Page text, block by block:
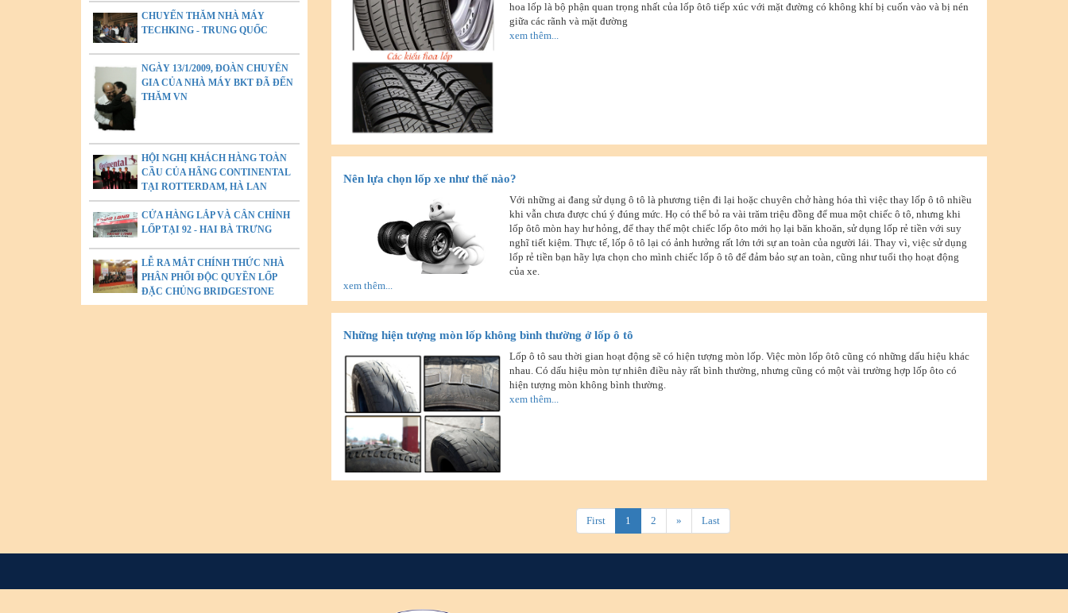
CHUYẾN THĂM NHÀ MÁY
TECHKING - TRUNG QUỐC
NGÀY 13/1/2009, ĐOÀN CHUYÊN
GIA CỦA NHÀ MÁY BKT ĐÃ ĐẾN
THĂM VN
HỘI NGHỊ KHÁCH HÀNG TOÀN
CẦU CỦA HÃNG CONTINENTAL
TẠI ROTTERDAM, HÀ LAN
CỬA HÀNG LẮP VÀ CÂN CHỈNH
LỐP TẠI 92 - HAI BÀ TRƯNG
LỄ RA MẮT CHÍNH THỨC NHÀ
PHÂN PHỐI ĐỘC QUYỀN LỐP
ĐẶC CHỦNG BRIDGESTONE
hoa lốp là bộ phận quan trọng nhất của lốp ôtô tiếp xúc với mặt đường có không khí bị cuốn vào và bị nén
giữa các rãnh và mặt đường
xem thêm...
Nên lựa chọn lốp xe như thế nào?
Với những ai đang sử dụng ô tô là phương tiện đi lại hoặc chuyên chở hàng hóa thì việc thay lốp ô tô nhiều
khi vẫn chưa được chú ý đúng mức. Họ có thể bỏ ra vài trăm triệu đồng để mua một chiếc ô tô, nhưng khi
lốp ôtô mòn hay hư hỏng, để thay thế một chiếc lốp ôto mới họ lại băn khoăn, sử dụng lốp rẻ tiền với suy
nghĩ tiết kiệm. Thực tế, lốp ô tô lại có ảnh hưởng rất lớn tới sự an toàn của người lái. Thay vì, việc sử dụng
lốp rẻ tiền bạn hãy lựa chọn cho mình chiếc lốp ô tô để đảm bảo sự an toàn, cũng như tuổi thọ hoạt động
của xe.
xem thêm...
Những hiện tượng mòn lốp không bình thường ở lốp ô tô
Lốp ô tô sau thời gian hoạt động sẽ có hiện tượng mòn lốp. Việc mòn lốp ôtô cũng có những dấu hiệu khác
nhau. Có dấu hiệu mòn tự nhiên điều này rất bình thường, nhưng cũng có một vài trường hợp lốp ôto có
hiện tượng mòn không bình thường.
xem thêm...
First 1 2 » Last